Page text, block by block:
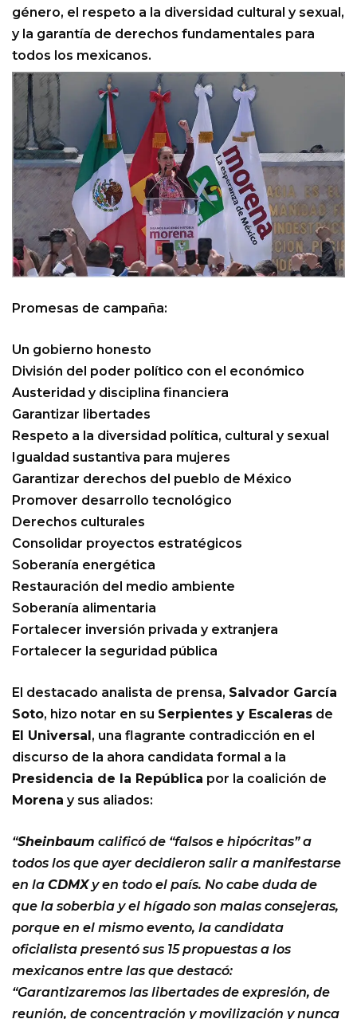
género, el respeto a la diversidad cultural y sexual,
y la garantía de derechos fundamentales para
todos los mexicanos.
Promesas de campaña:
Un gobierno honesto
División del poder político con el económico
Austeridad y disciplina financiera
Garantizar libertades
Respeto a la diversidad política, cultural y sexual
Igualdad sustantiva para mujeres
Garantizar derechos del pueblo de México
Promover desarrollo tecnológico
Derechos culturales
Consolidar proyectos estratégicos
Soberanía energética
Restauración del medio ambiente
Soberanía alimentaria
Fortalecer inversión privada y extranjera
Fortalecer la seguridad pública
El destacado analista de prensa, Salvador García
Soto, hizo notar en su Serpientes y Escaleras de
El Universal, una flagrante contradicción en el
discurso de la ahora candidata formal a la
Presidencia de la República por la coalición de
Morena y sus aliados:
“Sheinbaum calificó de “falsos e hipócritas” a
todos los que ayer decidieron salir a manifestarse
en la CDMXy en todo el país. No cabe duda de
que la soberbia y el hígado son malas consejeras,
porque en el mismo evento, la candidata
oficialista presentó sus 15 propuestas a los
mexicanos entre las que destacó:
“Garantizaremos las libertades de expresión, de
reunión, de concentración y movilización y nunca